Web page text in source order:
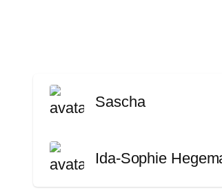
Sascha
Ida-Sophie